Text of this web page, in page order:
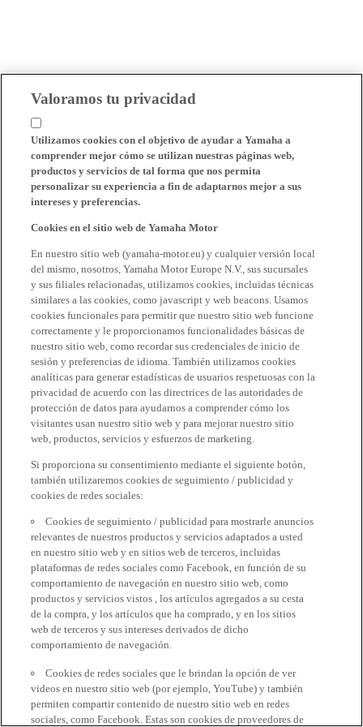
Valoramos tu privacidad
Utilizamos cookies con el objetivo de ayudar a Yamaha a
comprender mejor cómo se utilizan nuestras páginas web,
productos y servicios de tal forma que nos permita
personalizar su experiencia a fin de adaptarnos mejor a sus
intereses y preferencias.
Cookies en el sitio web de Yamaha Motor
En nuestro sitio web (yamaha-motor.eu) y cualquier versión local
del mismo, nosotros, Yamaha Motor Europe N.V., sus sucursales
y sus filiales relacionadas, utilizamos cookies, incluidas técnicas
similares a las cookies, como javascript y web beacons. Usamos
cookies funcionales para permitir que nuestro sitio web funcione
correctamente y le proporcionamos funcionalidades básicas de
nuestro sitio web, como recordar sus credenciales de inicio de
sesión y preferencias de idioma. También utilizamos cookies
analíticas para generar estadísticas de usuarios respetuosas con la
privacidad de acuerdo con las directrices de las autoridades de
protección de datos para ayudarnos a comprender cómo los
visitantes usan nuestro sitio web y para mejorar nuestro sitio
web, productos, servicios y esfuerzos de marketing.
Si proporciona su consentimiento mediante el siguiente botón,
también utilizaremos cookies de seguimiento / publicidad y
cookies de redes sociales:
Cookies de seguimiento / publicidad para mostrarle anuncios
relevantes de nuestros productos y servicios adaptados a usted
en nuestro sitio web y en sitios web de terceros, incluidas
plataformas de redes sociales como Facebook, en función de su
comportamiento de navegación en nuestro sitio web, como
productos y servicios vistos , los artículos agregados a su cesta
de la compra, y los artículos que ha comprado, y en los sitios
web de terceros y sus intereses derivados de dicho
comportamiento de navegación.
Cookies de redes sociales que le brindan la opción de ver
videos en nuestro sitio web (por ejemplo, YouTube) y también
permiten compartir contenido de nuestro sitio web en redes
sociales, como Facebook. Estas son cookies de proveedores de